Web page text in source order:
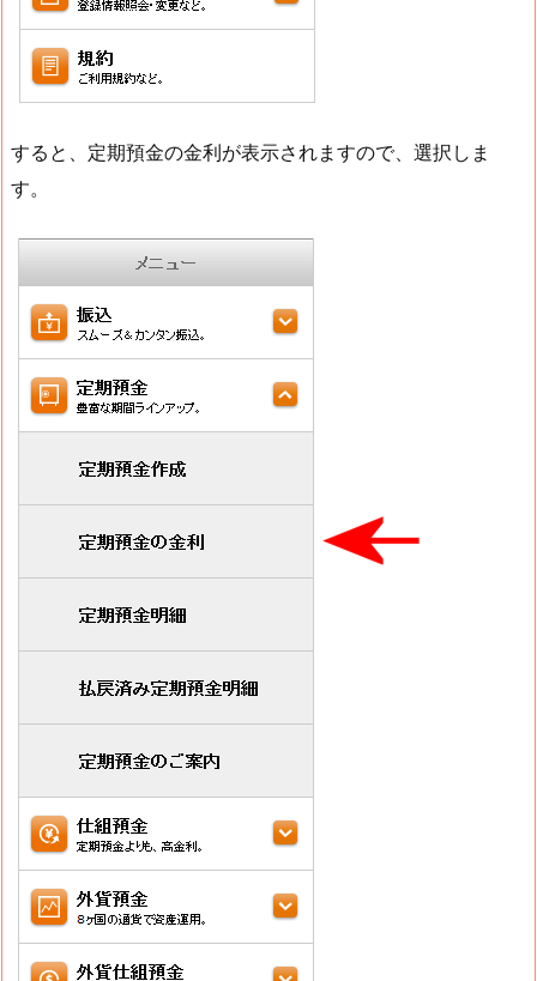
すると、定期預金の金利が表示されますので、選択しま
す。